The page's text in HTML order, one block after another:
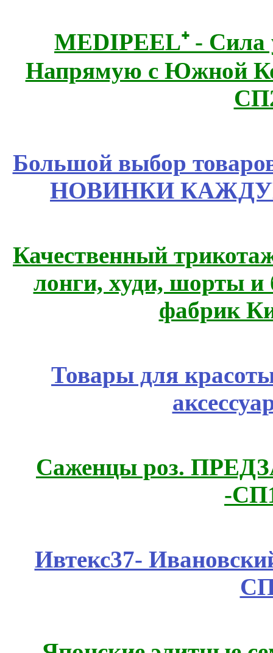
MEDIPEEL⁺ - Сила
Напрямую с Южной
Большой выбор
НОВИНКИ
Качественный
лонги, худи, шорты
фабрик
Товары для
Саженцы роз.
-
Ивтекс37-